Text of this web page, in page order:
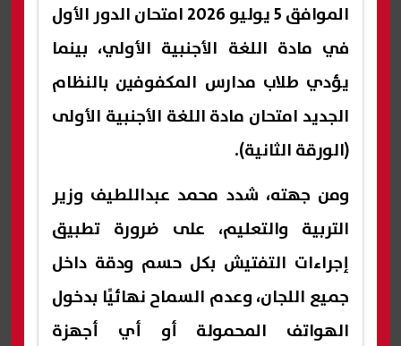
الموافق 5 يوليو 2026 امتحان الدور الأول
في مادة اللغة الأجنبية الأولي، بينما
يؤدي طلاب مدارس المكفوفين بالنظام
الجديد امتحان مادة اللغة الأجنبية الأولى
(الورقة الثانية).
ومن جهته، شدد محمد عبداللطيف وزير
التربية والتعليم، على ضرورة تطبيق
إجراءات التفتيش بكل حسم ودقة داخل
جميع اللجان، وعدم السماح نهائيًا بدخول
الهواتف المحمولة أو أي أجهزة